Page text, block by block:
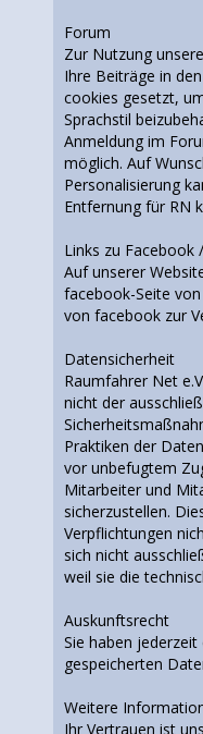
Forum
Zur Nutzung
Ihre Beiträge in
cookies gesetzt,
Sprachstil
Anmeldung im
möglich. Auf
Personalisierung
Entfernung für RN
Links zu Facebook
Auf unserer
facebook-Seite
von facebook zur
Datensicherheit
Raumfahrer Net
nicht der
Praktiken der
vor unbefugtem
Mitarbeiter und
sicherzustellen.
Verpflichtungen
sich nicht
weil sie die
Auskunftsrecht
Sie haben
gespeicherten
Weitere
Ihr Vertrauen ist